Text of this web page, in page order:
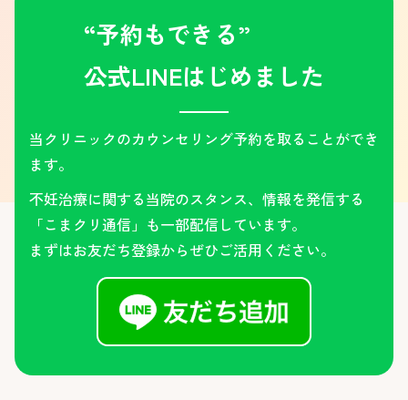
“予約もできる”
公式LINEはじめました
当クリニックのカウンセリング予約を取ることができ
ます。
不妊治療に関する当院のスタンス、情報を発信する
「こまクリ通信」も一部配信しています。
まずはお友だち登録からぜひご活用ください。